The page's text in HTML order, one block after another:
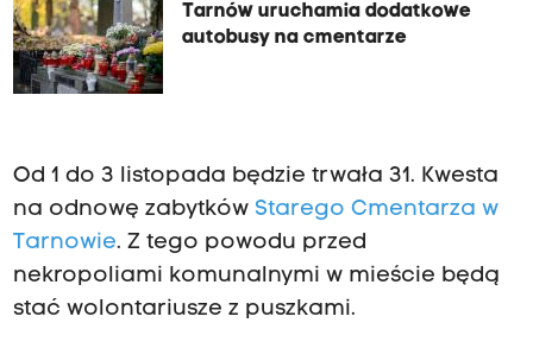
Tarnów uruchamia dodatkowe
autobusy na cmentarze
Od 1 do 3 listopada będzie trwała 31. Kwesta
na odnowę zabytków Starego Cmentarza w
Tarnowie. Z tego powodu przed
nekropoliami komunalnymi w mieście będą
stać wolontariusze z puszkami.